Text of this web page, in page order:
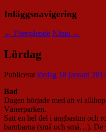
Inläggsnavigering
← Föregående Nästa →
Lördag
Publiceratlördag 18 januari
Bad
Dagen började med att vi
Vänerparken.
Satt en hel del i ångbastun och
barnbarna (små och små…). De